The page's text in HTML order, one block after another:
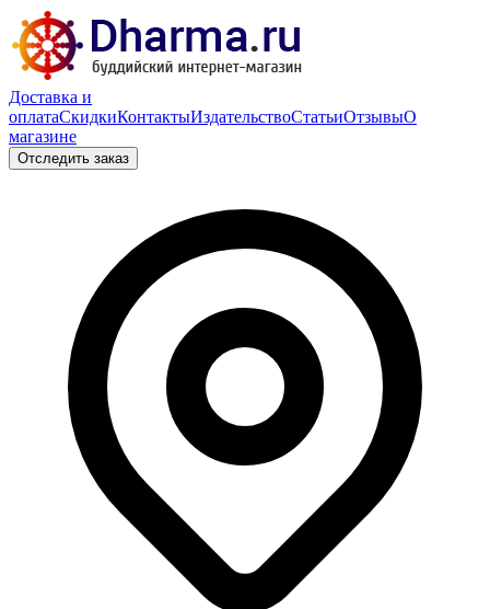
Доставка и
оплатаСкидкиКонтактыИздательствоСтатьиОтзывыО
магазине
Отследить заказ